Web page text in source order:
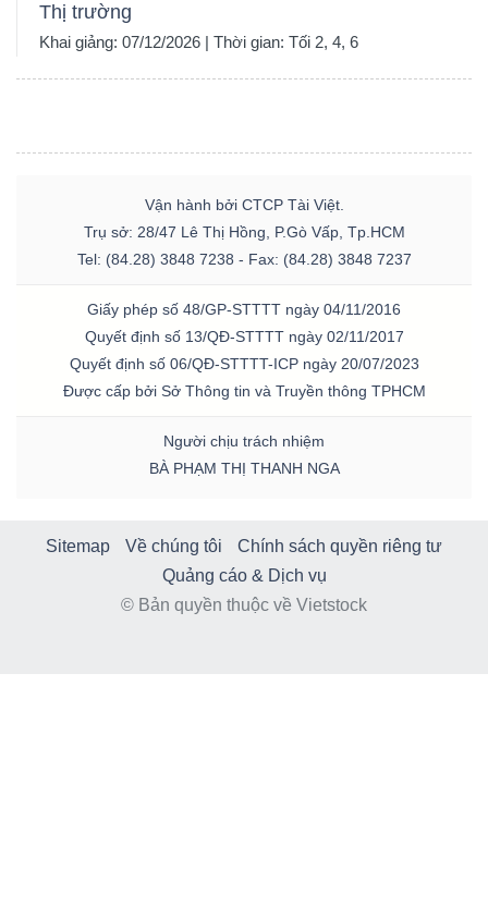
Thị trường
Khai giảng: 07/12/2026 | Thời gian: Tối 2, 4, 6
Vận hành bởi CTCP Tài Việt.
Trụ sở: 28/47 Lê Thị Hồng, P.Gò Vấp, Tp.HCM
Tel: (84.28) 3848 7238 - Fax: (84.28) 3848 7237
Giấy phép số 48/GP-STTTT ngày 04/11/2016
Quyết định số 13/QĐ-STTTT ngày 02/11/2017
Quyết định số 06/QĐ-STTTT-ICP ngày 20/07/2023
Được cấp bởi Sở Thông tin và Truyền thông TPHCM
Người chịu trách nhiệm
BÀ PHẠM THỊ THANH NGA
Sitemap Về chúng tôi
Chính sách quyền riêng tư
Quảng cáo & Dịch vụ
© Bản quyền thuộc về Vietstock